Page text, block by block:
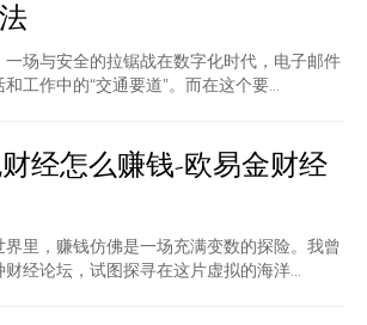
场与安全的拉锯战在数字化时代，电子邮件
工作中的“交通要道”。而在这个要...
经怎么赚钱-欧易金财经
里，赚钱仿佛是一场充满变数的探险。我曾
经论坛，试图探寻在这片虚拟的海洋...